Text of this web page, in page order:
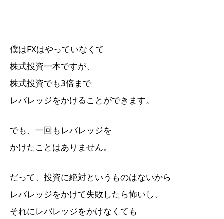
僕はFXはやっていなくて
株式投資一本ですが、
株式投資でも3倍まで
レバレッジをかけることができます。
でも、一回もレバレッジを
かけたことはありません。
だって、投資に絶対というものはないから
レバレッジをかけて失敗したら怖いし、
それにレバレッジをかけなくても